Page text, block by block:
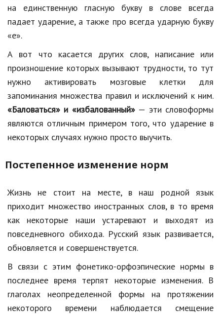
Кинематограф
Домашние животные
Путешествия
Строительство
Культура и общество
Мода и стиль
Бизнес
Хобби и развлечения
Юриспруденция
Природа
Образование
Наука и технологии
на единственную гласную букву в слове всегда
падает ударение, а также про всегда ударную букву
«е».
А вот что касается других слов, написание или
произношение которых вызывают трудности, то тут
нужно активировать мозговые клетки для
запоминания множества правил и исключений к ним.
«Баловаться» и «избалованный»— эти словоформы
являются отличным примером того, что ударение в
некоторых случаях нужно просто выучить.
Постепенное изменение норм
Жизнь не стоит на месте, в наш родной язык
приходит множество иностранных слов, в то время
как некоторые наши устаревают и выходят из
повседневного обихода. Русский язык развивается,
обновляется и совершенствуется.
В связи с этим фонетико-орфоэпические нормы в
последнее время терпят некоторые изменения. В
глаголах неопределенной формы на протяжении
некоторого времени наблюдается смещение